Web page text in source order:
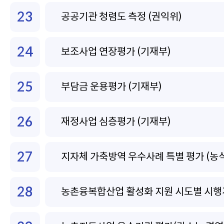
23 공공기관 청렴도 측정 (권익위)
24 보조사업 연장평가 (기재부)
25 부담금 운용평가 (기재부)
26 재정사업 심층평가 (기재부)
27 지자체 가축방역 우수사례 특별 평가 (농
28 농촌융복합산업 활성화 지원 시도별 시